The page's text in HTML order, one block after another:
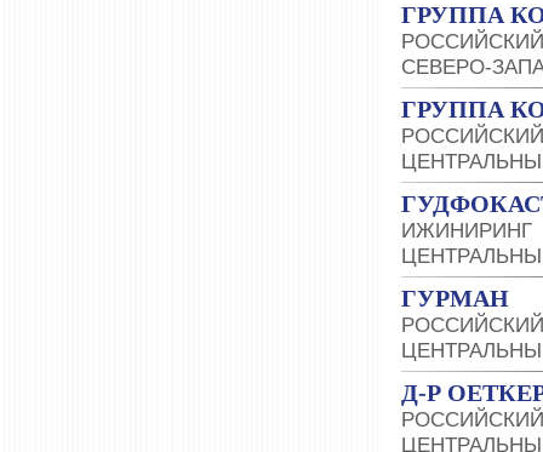
ГРУППА
СЕВЕРО-
ГРУППА
ИЖИНИРИНГ
ГУРМАН
Д-Р